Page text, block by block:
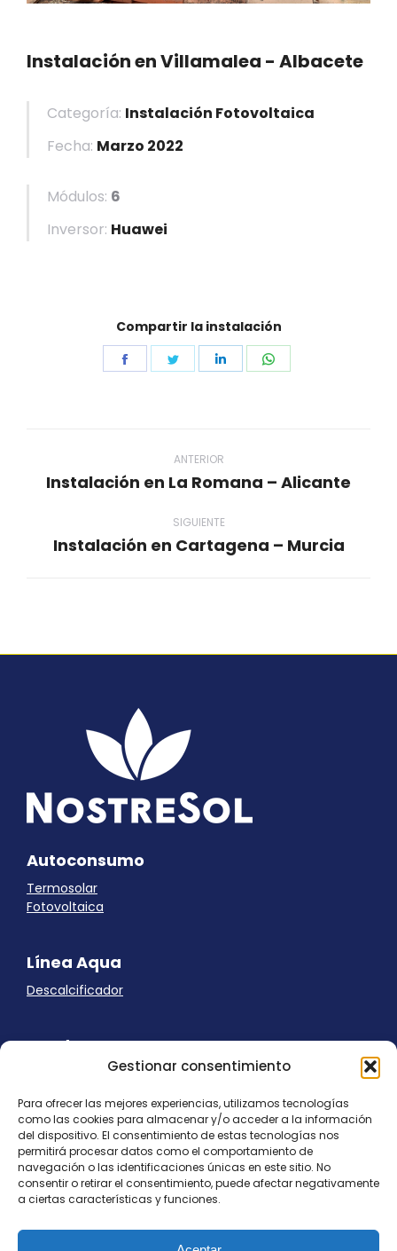
Gestionar consentimiento
Para ofrecer las mejores experiencias, utilizamos tecnologías
como las cookies para almacenar y/o acceder a la información
del dispositivo. El consentimiento de estas tecnologías nos
permitirá procesar datos como el comportamiento de
navegación o las identificaciones únicas en este sitio. No
consentir o retirar el consentimiento, puede afectar negativamente
a ciertas características y funciones.
Instalación en Villamalea - Albacete
Categoría: Instalación Fotovoltaica
Fecha: Marzo 2022
Módulos: 6
Inversor: Huawei
Compartir la instalación
Share
Share
Share
proyectos
ANTERIOR
Proyecto
Instalación en La Romana – Alicante
SIGUIENTE
Proyecto
Instalación en Cartagena – Murcia
Autoconsumo
Termosolar
Fotovoltaica
Línea Aqua
Descalcificador
Ayuda
Panel Cookies
Política de privacidad
contacto@nostresol.com
Canal de Denuncias
Trabaja con nosotros